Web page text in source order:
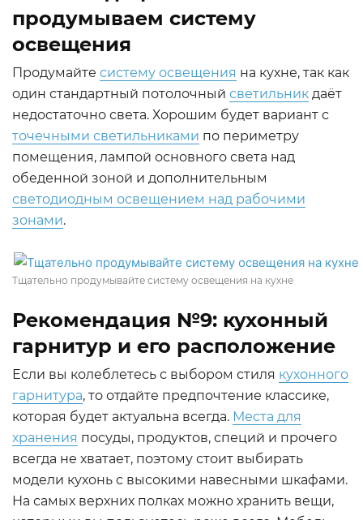
продумываем систему
освещения
Продумайте систему освещения на кухне, так как
один стандартный потолочный светильник даёт
недостаточно света. Хорошим будет вариант с
точечными светильниками по периметру
помещения, лампой основного света над
обеденной зоной и дополнительным
светодиодным освещением над рабочими
зонами.
Тщательно продумывайте систему освещения на кухне
Рекомендация №9: кухонный
гарнитур и его расположение
Если вы колеблетесь с выбором стиля кухонного
гарнитура, то отдайте предпочтение классике,
которая будет актуальна всегда. Места для
хранения посуды, продуктов, специй и прочего
всегда не хватает, поэтому стоит выбирать
модели кухонь с высокими навесными шкафами.
На самых верхних полках можно хранить вещи,